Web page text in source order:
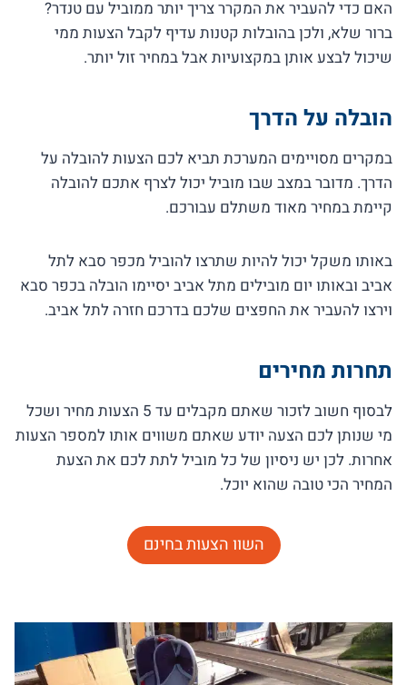
האם כדי להעביר את המקרר צריך יותר ממוביל עם טנדר?
ברור שלא, ולכן בהובלות קטנות עדיף לקבל הצעות ממי
שיכול לבצע אותן במקצועיות אבל במחיר זול יותר.
הובלה על הדרך
במקרים מסויימים המערכת תביא לכם הצעות להובלה על
הדרך. מדובר במצב שבו מוביל יכול לצרף אתכם להובלה
קיימת במחיר מאוד משתלם עבורכם.
באותו משקל יכול להיות שתרצו להוביל מכפר סבא לתל
אביב ובאותו יום מובילים מתל אביב יסיימו הובלה בכפר סבא
וירצו להעביר את החפצים שלכם בדרכם חזרה לתל אביב.
תחרות מחירים
לבסוף חשוב לזכור שאתם מקבלים עד 5 הצעות מחיר ושכל
מי שנותן לכם הצעה יודע שאתם משווים אותו למספר הצעות
אחרות. לכן יש ניסיון של כל מוביל לתת לכם את הצעת
המחיר הכי טובה שהוא יוכל.
השוו הצעות בחינם